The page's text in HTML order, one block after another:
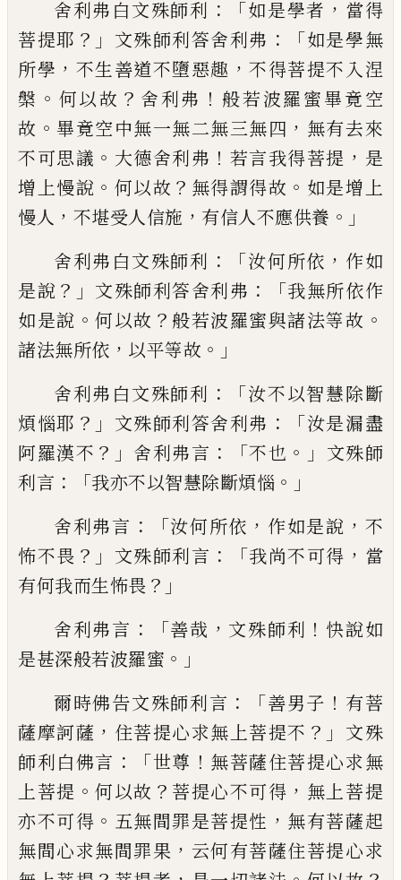
舍利弗白文殊師利 ：「如是學者 ， 當得
菩提耶 ？」 文殊師利答舍利弗 ：「如是學無
所學 ， 不生善道不墮惡趣 ，不得菩提不入涅
槃 。 何以故 ？ 舍利弗 ！ 般若波羅蜜畢竟空
故 。 畢竟空中無一無二無三無四 ， 無有去來
不可思議 。 大德舍利弗 ！ 若言我得菩提 ， 是
增上慢說 。 何以故 ？ 無得謂得故 。 如是增上
慢人 ， 不堪受人信施 ， 有信人不應供養 。」
舍利弗白文殊師利 ：「汝何所依 ， 作如
是說 ？」 文殊師利答舍利弗 ：「我無所依作
如是說 。何以故 ？ 般若波羅蜜與諸法等故 。
諸法無所依 ， 以平等故 。」
舍利弗白文殊師利 ： 「汝不以智慧除斷
煩惱耶 ？」 文殊師利答舍利弗 ：「汝是漏盡
阿羅漢不 ？」 舍利弗言 ：「不也 。」 文殊師
利言 ：「我亦不以智慧除斷煩惱 。」
舍利弗言 ： 「汝何所依 ， 作如是說 ， 不
怖不畏 ？」 文殊師利言 ： 「我尚不可得 ， 當
有何我而生怖畏 ？」
舍利弗言 ： 「善哉 ， 文殊師利 ！ 快說如
是甚深般若波羅蜜 。」
爾時佛告文殊師利言 ：「善男子 ！ 有菩
薩摩訶薩 ， 住菩提心求無上菩提不 ？」 文殊
師利白佛言 ：「世尊 ！ 無菩薩住菩提心求無
上菩提 。何以故 ？ 菩提心不可得 ， 無上菩提
亦不可得 。 五無間罪是菩提性 ， 無有菩薩起
無間心求無間罪果 ， 云何有菩薩住菩提心求